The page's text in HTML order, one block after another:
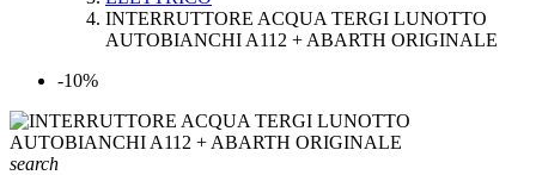
INTERRUTTORE ACQUA TERGI LUNOTTO
AUTOBIANCHI A112 + ABARTH ORIGINALE
-10%
search